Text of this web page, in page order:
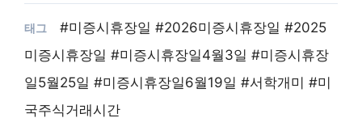
#미증시휴장일 #2026미증시휴장일 #2025
미증시휴장일 #미증시휴장일4월3일 #미증시휴장
일5월25일 #미증시휴장일6월19일 #서학개미 #미
국주식거래시간